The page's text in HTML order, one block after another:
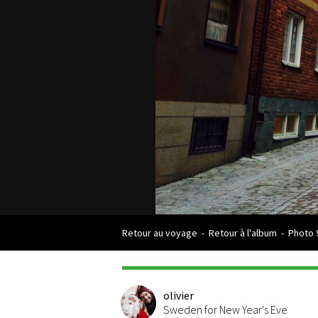
Retour au voyage - Retour à l'album - Photo
olivier
Sweden for New Year's Eve